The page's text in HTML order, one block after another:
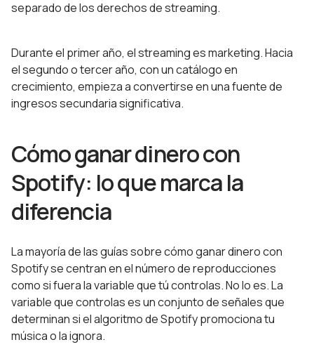
separado de los derechos de streaming.
Durante el primer año, el streaming es marketing. Hacia
el segundo o tercer año, con un catálogo en
crecimiento, empieza a convertirse en una fuente de
ingresos secundaria significativa.
Cómo ganar dinero con
Spotify: lo que marca la
diferencia
La mayoría de las guías sobre cómo ganar dinero con
Spotify se centran en el número de reproducciones
como si fuera la variable que tú controlas. No lo es. La
variable que controlas es un conjunto de señales que
determinan si el algoritmo de Spotify promociona tu
música o la ignora.